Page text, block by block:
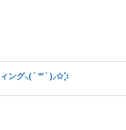
ング⸜( ´ ꒳ ` )⸝✩︎⡱